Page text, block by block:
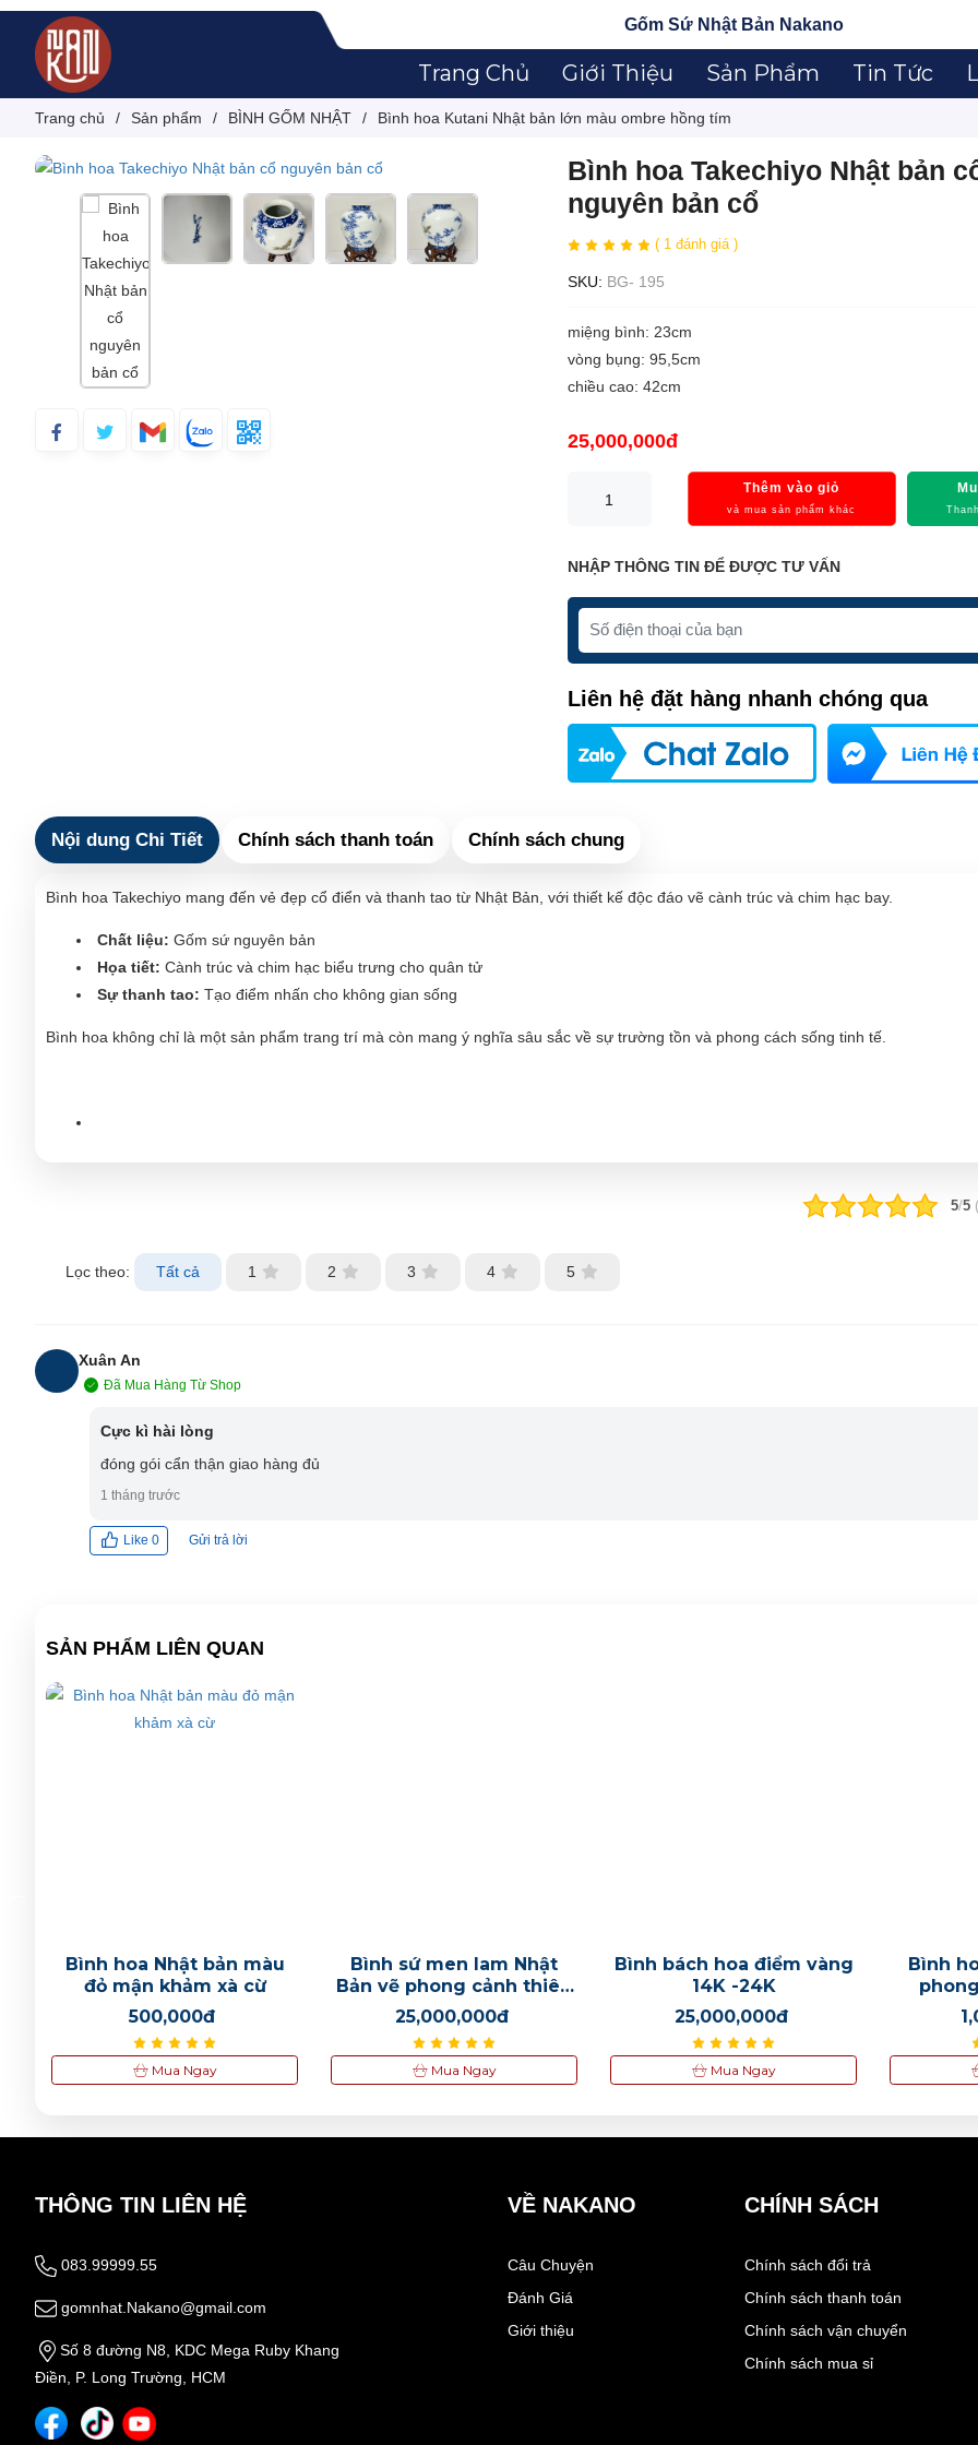
Gốm Sứ Nhật Bản Nakano
Trang Chủ Giới Thiệu Sản Phẩm Tin Tức
Trang chủ / Sản phẩm / BÌNH GỐM NHẬT / Bình hoa Kutani Nhật bản lớn màu ombre hồng tím
Bình hoa Takechiyo Nhật bản
nguyên bản cổ
( 1 đánh giá )
SKU: BG- 195
miệng bình: 23cm
vòng bụng: 95,5cm
chiều cao: 42cm
25,000,000đ
Thêm vào giỏ
và mua sản phẩm khác
NHẬP THÔNG TIN ĐỂ ĐƯỢC TƯ VẤN
Liên hệ đặt hàng nhanh chóng qua
Nội dung Chi Tiết Chính sách thanh toán Chính sách chung
Bình hoa Takechiyo mang đến vẻ đẹp cổ điển và thanh tao từ Nhật Bản, với thiết kế độc đáo vẽ cành trúc và chim hạc bay.
Chất liệu: Gốm sứ nguyên bản
Họa tiết: Cành trúc và chim hạc biểu trưng cho quân tử
Sự thanh tao: Tạo điểm nhấn cho không gian sống
Bình hoa không chỉ là một sản phẩm trang trí mà còn mang ý nghĩa sâu sắc về sự trường tồn và phong cách sống tinh tế.
5/5 (
Lọc theo: Tất cả 1 2 3 4 5
Xuân An
Đã Mua Hàng Từ Shop
Cực kì hài lòng
đóng gói cẩn thận giao hàng đủ
1 tháng trước
Like 0 Gửi trả lời
SẢN PHẨM LIÊN QUAN
Bình hoa Nhật bản màu
đỏ mận khảm xà cừ
500,000đ
Mua Ngay
Bình sứ men lam Nhật
Bản vẽ phong cảnh thiên
nhiên
25,000,000đ
Mua Ngay
Bình bách hoa điểm vàng
14K -24K
25,000,000đ
Mua Ngay
Bình
THÔNG TIN LIÊN HỆ
083.99999.55
gomnhat.Nakano@gmail.com
Số 8 đường N8, KDC Mega Ruby Khang
Điền, P. Long Trường, HCM
VỀ NAKANO
Câu Chuyện
Đánh Giá
Giới thiệu
CHÍNH SÁCH
Chính sách đổi trả
Chính sách thanh toán
Chính sách vận chuyển
Chính sách mua sỉ